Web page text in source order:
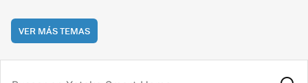
VER MÁS TEMAS